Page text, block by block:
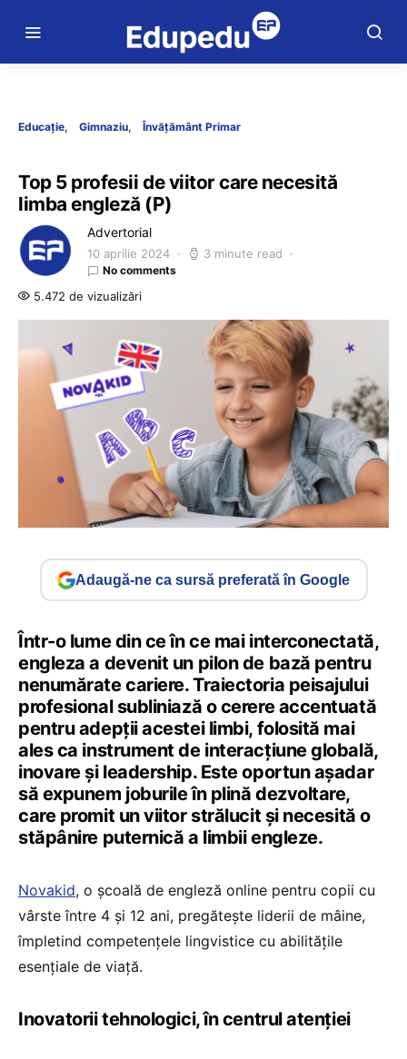
Educație Gimnaziu Învățământ Primar
Top 5 profesii de viitor care necesită
limba engleză (P)
Advertorial
10 aprilie 2024 3 minute read
No comments
5.472 de vizualizări
Adaugă-ne ca sursă preferată în Google
Într-o lume din ce în ce mai interconectată,
engleza a devenit un pilon de bază pentru
nenumărate cariere. Traiectoria peisajului
profesional subliniază o cerere accentuată
pentru adepții acestei limbi, folosită mai
ales ca instrument de interacțiune globală,
inovare și leadership. Este oportun așadar
să expunem joburile în plină dezvoltare,
care promit un viitor strălucit și necesită o
stăpânire puternică a limbii engleze.
Novakid, o școală de engleză online pentru copii cu
vârste între 4 și 12 ani, pregătește liderii de mâine,
împletind competențele lingvistice cu abilitățile
esențiale de viață.
Inovatorii tehnologici, în centrul atenției